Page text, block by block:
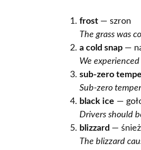
frost — szron
The grass was
a cold snap —
We
sub-zero
Sub-zero
black ice —
Drivers should
blizzard —
The blizzard